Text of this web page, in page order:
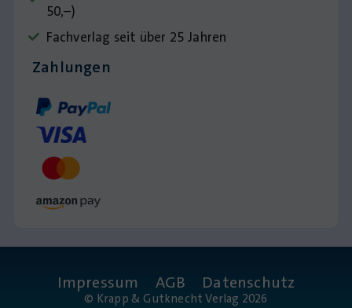
50,–)
Fachverlag seit über 25 Jahren
Zahlungen
Impressum AGB Datenschutz
© Krapp & Gutknecht Verlag 2026